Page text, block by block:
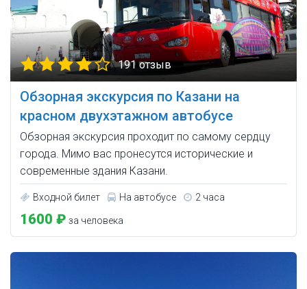
191 отзыв
Обзорная экскурсия по Казани на
красном двухэтажном автобусе
Обзорная экскурсия проходит по самому сердцу
города. Мимо вас пронесутся исторические и
современные здания Казани.
Входной билет На автобусе 2 часа
1600 ₽ за человека